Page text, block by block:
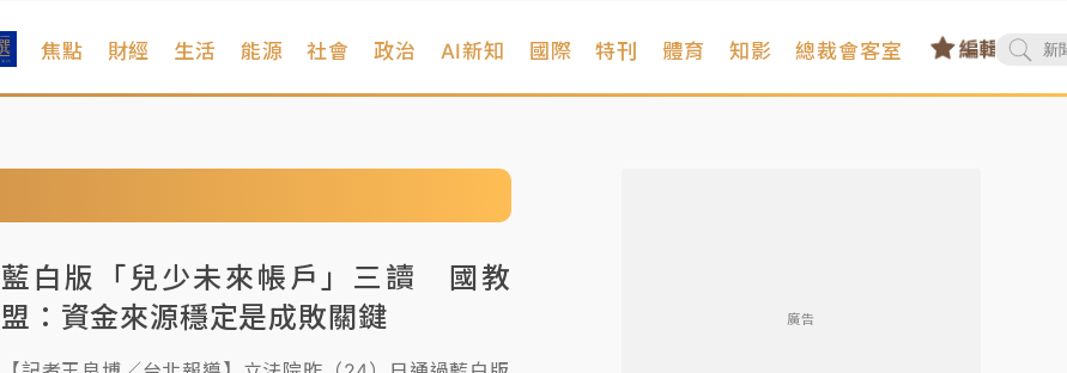
焦點 財經 生活 能源 社會 政治 AI新知 國際 特刊 體育 知影 總裁會客室
藍白版「兒少未來帳戶」三讀 國教
盟：資金來源穩定是成敗關鍵
廣告